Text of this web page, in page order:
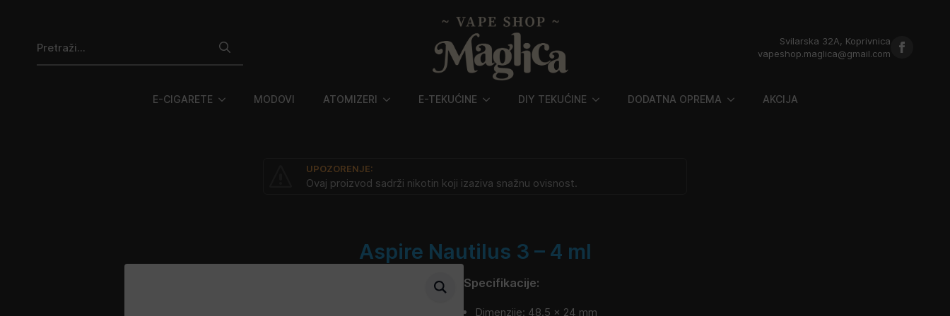
Svilarska 32A, Koprivnica
vapeshop.maglica@gmail.com
E-CIGARETE MODOVI ATOMIZERI E-TEKUĆINE DIY TEKUĆINE DODATNA OPREMA AKCIJA
UPOZORENJE:
Ovaj proizvod sadrži nikotin koji izaziva snažnu ovisnost.
Aspire Nautilus 3 – 4 ml
Specifikacije:
Dimenzije: 48.5 x 24 mm